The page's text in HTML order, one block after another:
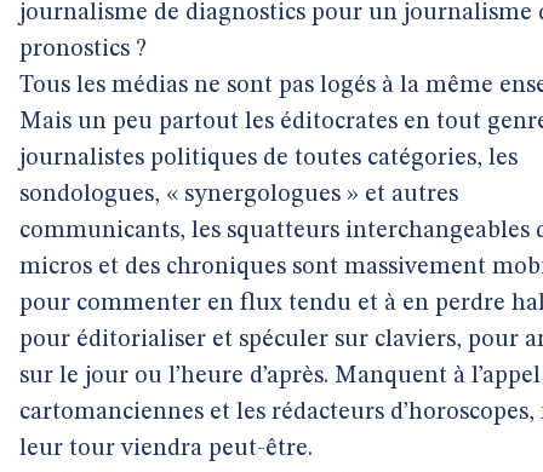
journalisme de diagnostics pour un journalisme
pronostics ?
Tous les médias ne sont pas logés à la même
Mais un peu partout les éditocrates en tout
journalistes politiques de toutes catégories, les
sondologues, « synergologues » et autres
communicants, les squatteurs interchangeables
micros et des chroniques sont massivement
pour commenter en flux tendu et à en perdre
pour éditorialiser et spéculer sur claviers, pour
sur le jour ou l’heure d’après. Manquent à
cartomanciennes et les rédacteurs d’horoscopes,
leur tour viendra peut-être.